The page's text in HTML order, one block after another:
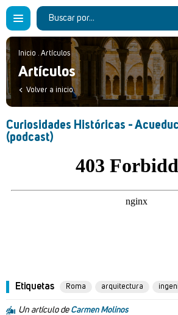
Inicio . Artículos
Artículos
Volver a inicio
Curiosidades Históricas -
(podcast)
Etiquetas Roma arquitectura
Un artículo de Carmen Molinos